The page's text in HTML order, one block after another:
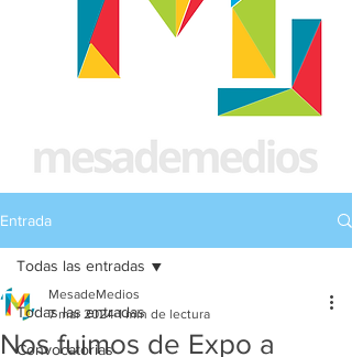
Entrada
Todas las entradas
Convocatorias
Todas las entradas
Nos fuimos de Expo a
MesadeMedios
7 mar 2024 1 min de lectura